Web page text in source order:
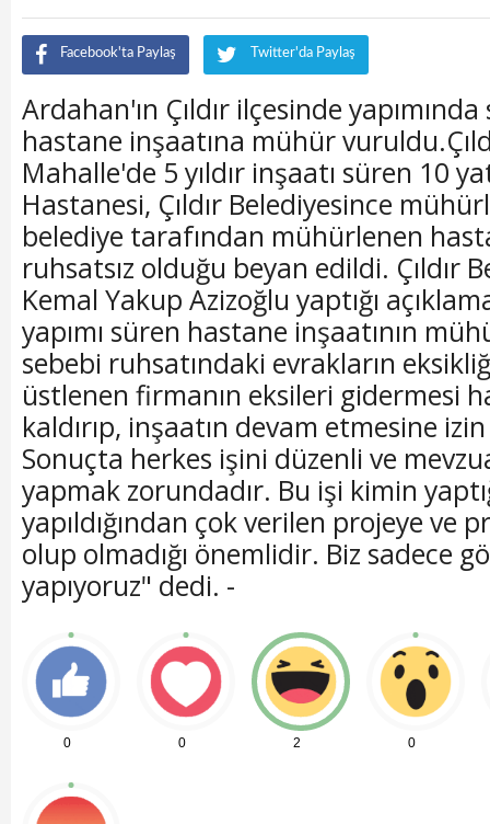
Facebook'ta Paylaş Twitter'da Paylaş
Ardahan'ın Çıldır ilçesinde
hastane inşaatına mühür
Mahalle'de 5 yıldır inşaatı süren 10
Hastanesi, Çıldır Belediyesince
belediye tarafından mühürlenen
ruhsatsız olduğu beyan edildi. Çıldır
Kemal Yakup Azizoğlu yaptığı
yapımı süren hastane inşaatının
sebebi ruhsatındaki evrakların
üstlenen firmanın eksileri gidermesi
kaldırıp, inşaatın devam etmesine
Sonuçta herkes işini düzenli ve
yapmak zorundadır. Bu işi kimin
yapıldığından çok verilen projeye ve
olup olmadığı önemlidir. Biz sadece
yapıyoruz" dedi. -
0 0 2 0